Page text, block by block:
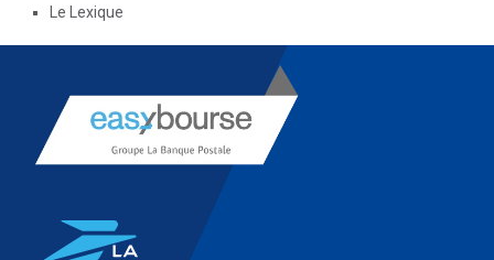
Le Lexique